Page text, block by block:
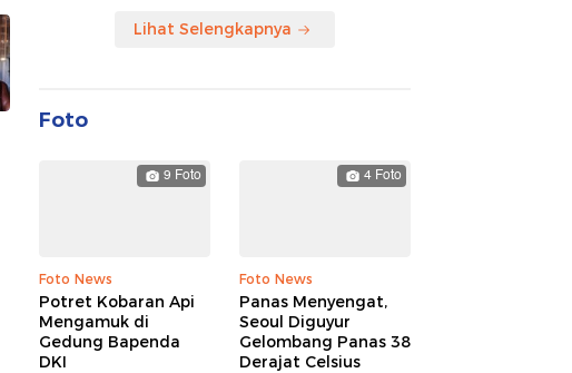
Lihat Selengkapnya
Foto
9 Foto
Foto News
Potret Kobaran Api
Mengamuk di
Gedung Bapenda
DKI
4 Foto
Foto News
Panas Menyengat,
Seoul Diguyur
Gelombang Panas 38
Derajat Celsius